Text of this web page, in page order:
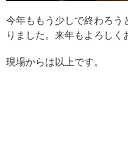
今年ももう少しで終わろう
りました。来年もよろしく
現場からは以上です。